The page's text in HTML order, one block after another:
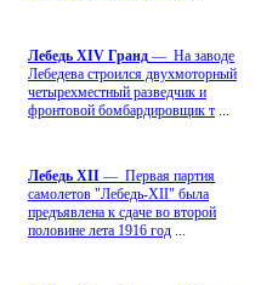
Лебедь ХIV Гранд — На заводе
Лебедева строился двухмоторный
четырехместный разведчик и
фронтовой бомбардировщик т
Лебедь ХII — Первая партия
самолетов "Лебедь-ХII" была
предъявлена к сдаче во второй
половине лета 1916 год